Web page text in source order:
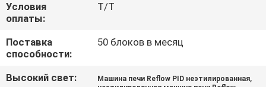
СПРОСИТЕ
ЦИТАТУ
Условия
оплаты:
T/T
Поставка
способности:
50 блоков в месяц
Высокий свет: Машина печи Reflow PID неэтилированная,